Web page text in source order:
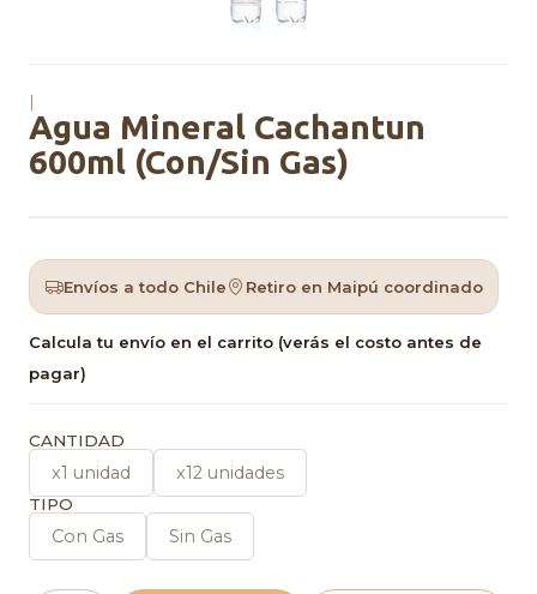
|
Agua Mineral Cachantun
600ml (Con/Sin Gas)
Envíos a todo Chile Retiro en Maipú coordinado
Calcula tu envío en el carrito (verás el costo antes de
pagar)
CANTIDAD
x1 unidad x12 unidades
TIPO
Con Gas Sin Gas